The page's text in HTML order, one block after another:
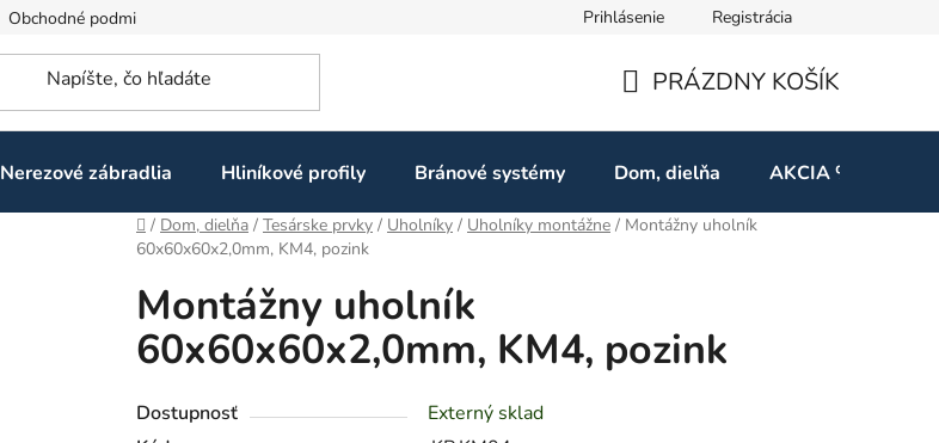
Obchodné podmienky Odstúpenie od zmluvy
Prihlásenie Registrácia
KOŠÍK
PRÁZDNY KOŠÍK
Nerezové zábradlia Hliníkové profily Bránové systémy Dom, dielňa AKCIA %
Domov
/ Dom, dielňa / Tesárske prvky / Uholníky / Uholníky montážne / Montážny uholník
60x60x60x2,0mm, KM4, pozink
Montážny uholník
60x60x60x2,0mm, KM4, pozink
Dostupnosť
Externý sklad